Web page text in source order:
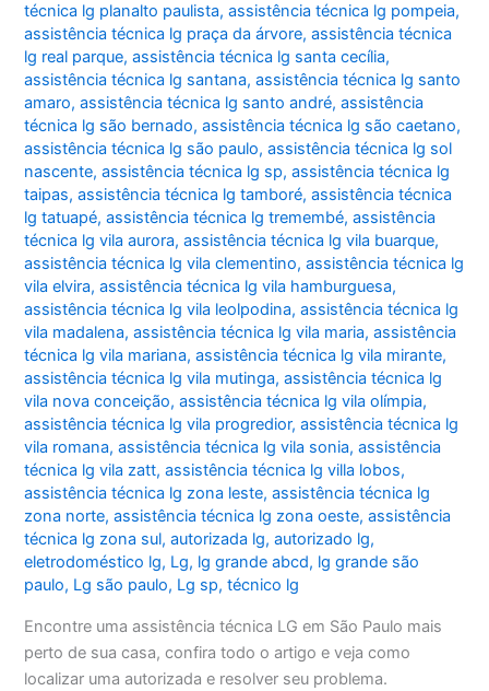
técnica lg planalto paulista,assistência técnica lg pompeia,
assistência técnica lg praça da árvore,assistência técnica
lg real parque,assistência técnica lg santa cecília,
assistência técnica lg santana,assistência técnica lg santo
amaro,assistência técnica lg santo andré,assistência
técnica lg são bernado,assistência técnica lg são caetano,
assistência técnica lg são paulo,assistência técnica lg sol
nascente,assistência técnica lg sp,assistência técnica lg
taipas,assistência técnica lg tamboré,assistência técnica
lg tatuapé,assistência técnica lg tremembé,assistência
técnica lg vila aurora,assistência técnica lg vila buarque,
assistência técnica lg vila clementino,assistência técnica lg
vila elvira,assistência técnica lg vila hamburguesa,
assistência técnica lg vila leolpodina,assistência técnica lg
vila madalena,assistência técnica lg vila maria,assistência
técnica lg vila mariana,assistência técnica lg vila mirante,
assistência técnica lg vila mutinga,assistência técnica lg
vila nova conceição,assistência técnica lg vila olímpia,
assistência técnica lg vila progredior,assistência técnica lg
vila romana,assistência técnica lg vila sonia,assistência
técnica lg vila zatt,assistência técnica lg villa lobos,
assistência técnica lg zona leste,assistência técnica lg
zona norte,assistência técnica lg zona oeste,assistência
técnica lg zona sul,autorizada lg,autorizado lg,
eletrodoméstico lg, Lg, lg grande abcd, lg grande são
paulo, Lg são paulo, Lg sp,técnico lg
Encontre uma assistência técnica LG em São Paulo mais
perto de sua casa, confira todo o artigo e veja como
localizar uma autorizada e resolver seu problema.